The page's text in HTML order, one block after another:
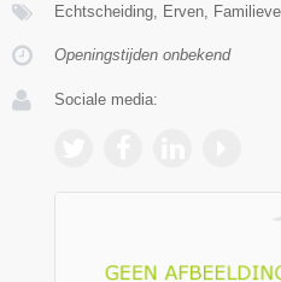
Echtscheiding, Erven,
Openingstijden onbekend
Sociale media: